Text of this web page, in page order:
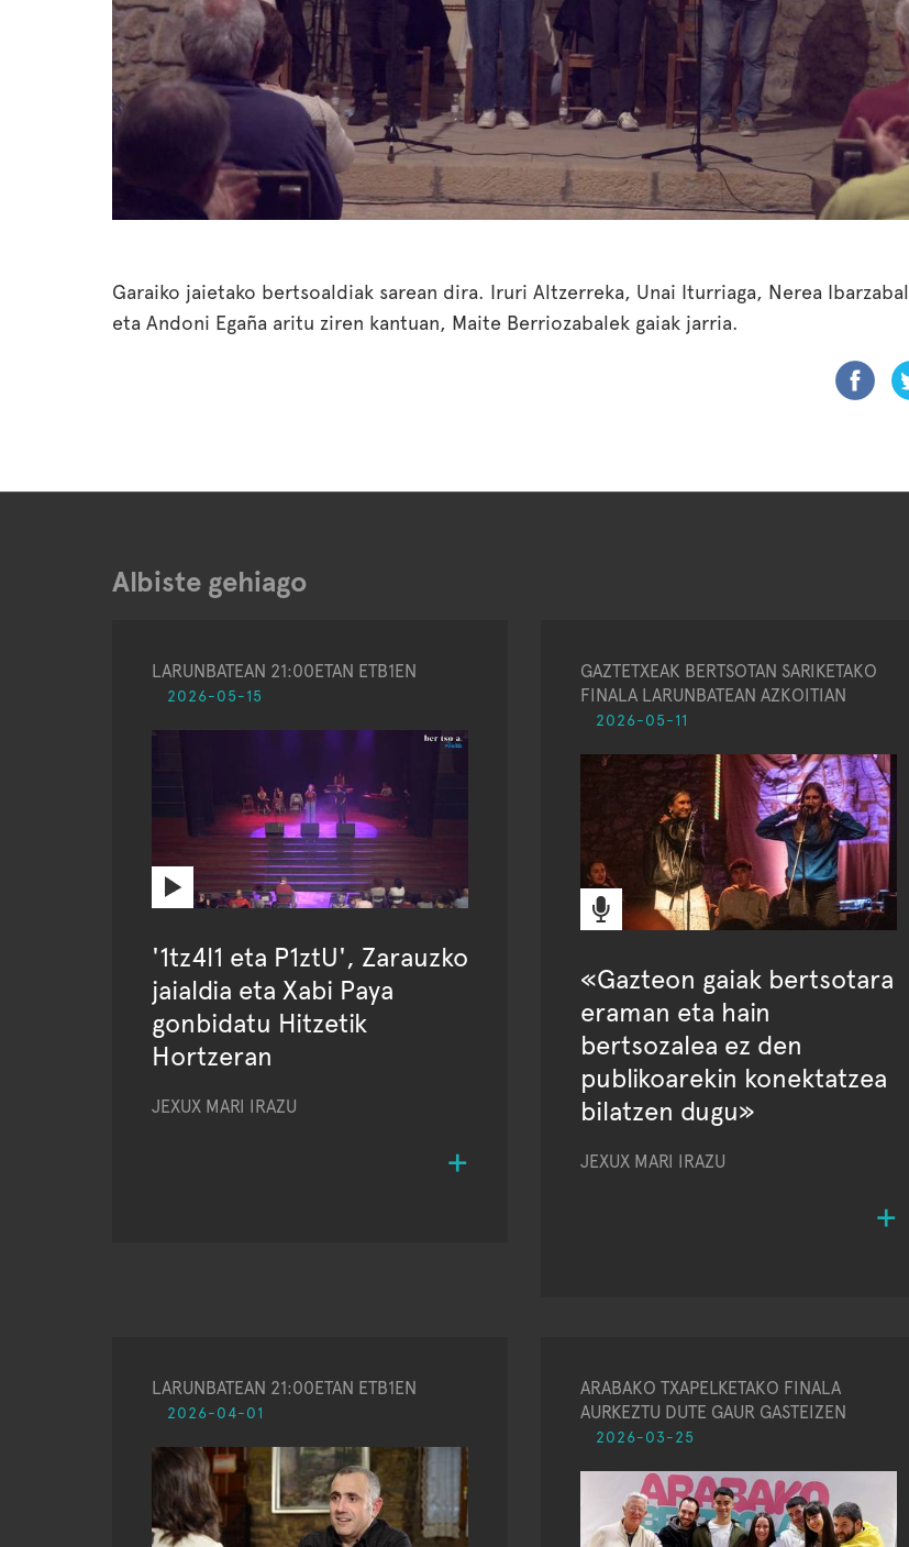
Garaiko jaietako bertsoaldiak sarean dira. Iruri Altzerreka, Unai Iturriaga, Nerea Ibarzabal
eta Andoni Egaña aritu ziren kantuan, Maite Berriozabalek gaiak jarria.
Albiste gehiago
LARUNBATEAN 21:00ETAN ETB1EN
2026-05-15
'1tz4l1 eta P1ztU', Zarauzko
jaialdia eta Xabi Paya
gonbidatu Hitzetik
Hortzeran
JEXUX MARI IRAZU
GAZTETXEAK BERTSOTAN SARIKETAKO
FINALA LARUNBATEAN AZKOITIAN
2026-05-11
«Gazteon gaiak bertsotara
eraman eta hain
bertsozalea ez den
publikoarekin konektatzea
bilatzen dugu»
JEXUX MARI IRAZU
LARUNBATEAN 21:00ETAN ETB1EN
2026-04-01
ARABAKO TXAPELKETAKO FINALA
AURKEZTU DUTE GAUR GASTEIZEN
2026-03-25